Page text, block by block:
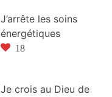
J’arrête les soins
énergétiques
18
Je crois au Dieu de